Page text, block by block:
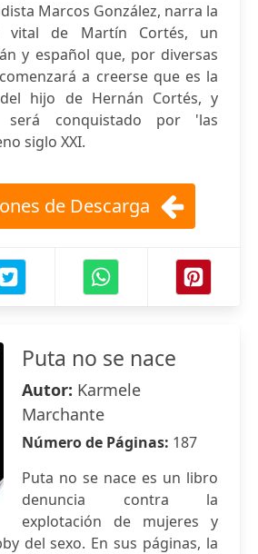
Marcos González, narra la
vital de Martín Cortés, un
y español que, por diversas
a creerse que es la
hijo de Hernán Cortés, y
será conquistado por 'las
siglo XXI.
de Descarga
Puta no se nace
Autor: Karmele
Marchante
Número de Páginas: 187
Puta no se nace es un libro
denuncia contra la
explotación de mujeres y
del sexo. En sus páginas, la